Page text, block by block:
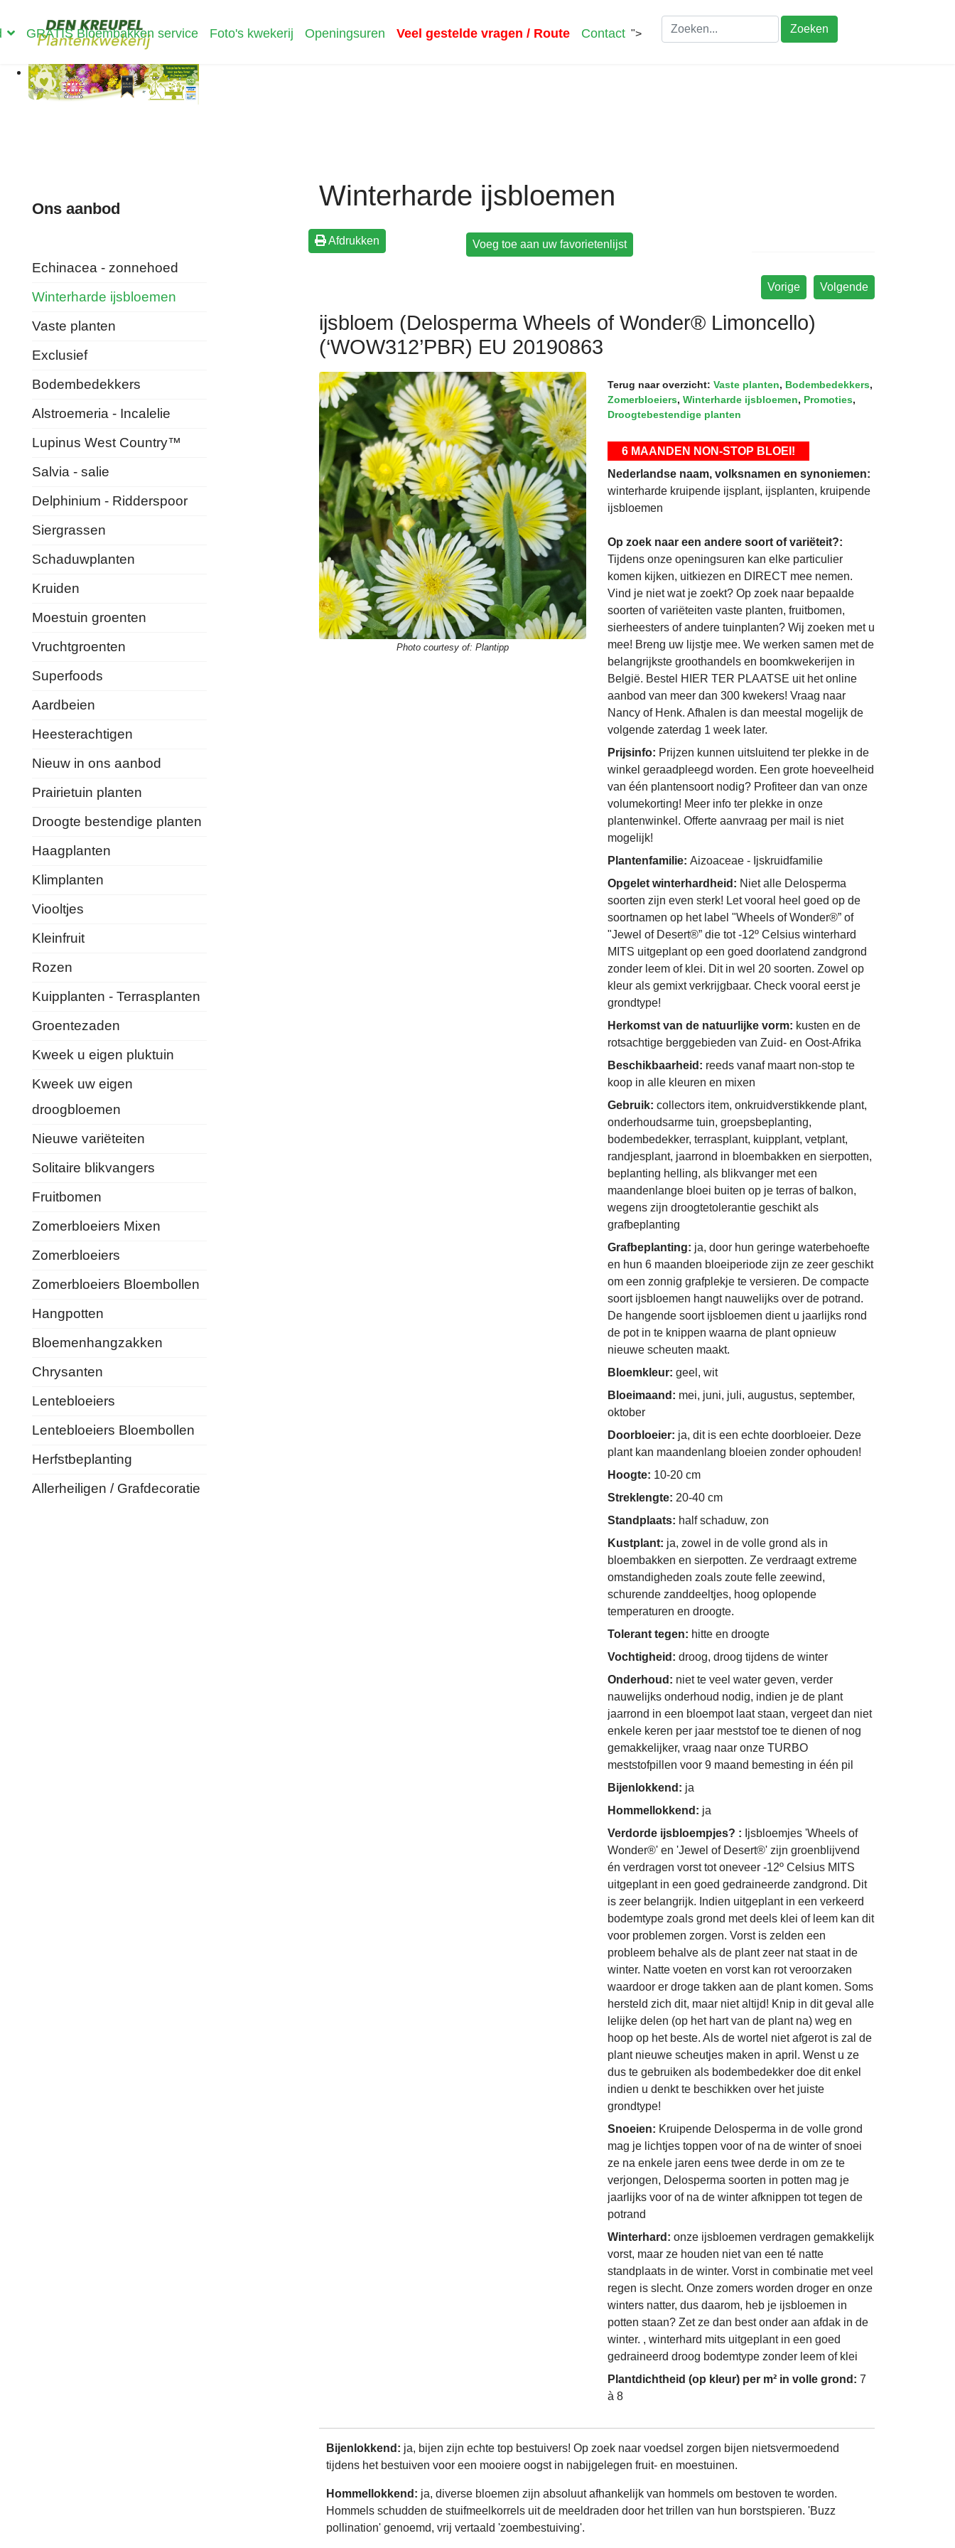
GRATIS Bloembakken service Foto's kwekerij Openingsuren Veel gestelde vragen / Route Contact "> Zoeken
Ons aanbod
Echinacea - zonnehoed
Winterharde ijsbloemen
Vaste planten
Exclusief
Bodembedekkers
Alstroemeria - Incalelie
Lupinus West Country™
Salvia - salie
Delphinium - Ridderspoor
Siergrassen
Schaduwplanten
Kruiden
Moestuin groenten
Vruchtgroenten
Superfoods
Aardbeien
Heesterachtigen
Nieuw in ons aanbod
Prairietuin planten
Droogte bestendige planten
Haagplanten
Klimplanten
Viooltjes
Kleinfruit
Rozen
Kuipplanten - Terrasplanten
Groentezaden
Kweek u eigen pluktuin
Kweek uw eigen
droogbloemen
Nieuwe variëteiten
Solitaire blikvangers
Fruitbomen
Zomerbloeiers Mixen
Zomerbloeiers
Zomerbloeiers Bloembollen
Hangpotten
Bloemenhangzakken
Chrysanten
Lentebloeiers
Lentebloeiers Bloembollen
Herfstbeplanting
Allerheiligen / Grafdecoratie
Winterharde ijsbloemen
Afdrukken
Volgende
Vorige
ijsbloem (Delosperma Wheels of Wonder® Limoncello)
(‘WOW312’PBR) EU 20190863
Photo courtesy of: Plantipp
Terug naar overzicht: Vaste planten, Bodembedekkers,
Zomerbloeiers, Winterharde ijsbloemen, Promoties,
Droogtebestendige planten
6 MAANDEN NON-STOP BLOEI!
Nederlandse naam, volksnamen en synoniemen:
winterharde kruipende ijsplant, ijsplanten, kruipende
ijsbloemen
Op zoek naar een andere soort of variëteit?:
Tijdens onze openingsuren kan elke particulier
komen kijken, uitkiezen en DIRECT mee nemen.
Vind je niet wat je zoekt? Op zoek naar bepaalde
soorten of variëteiten vaste planten, fruitbomen,
sierheesters of andere tuinplanten? Wij zoeken met u
mee! Breng uw lijstje mee. We werken samen met de
belangrijkste groothandels en boomkwekerijen in
België. Bestel HIER TER PLAATSE uit het online
aanbod van meer dan 300 kwekers! Vraag naar
Nancy of Henk. Afhalen is dan meestal mogelijk de
volgende zaterdag 1 week later.
Prijsinfo: Prijzen kunnen uitsluitend ter plekke in de
winkel geraadpleegd worden. Een grote hoeveelheid
van één plantensoort nodig? Profiteer dan van onze
volumekorting! Meer info ter plekke in onze
plantenwinkel. Offerte aanvraag per mail is niet
mogelijk!
Plantenfamilie: Aizoaceae - Ijskruidfamilie
Opgelet winterhardheid: Niet alle Delosperma
soorten zijn even sterk! Let vooral heel goed op de
soortnamen op het label "Wheels of Wonder®” of
"Jewel of Desert®” die tot -12º Celsius winterhard
MITS uitgeplant op een goed doorlatend zandgrond
zonder leem of klei. Dit in wel 20 soorten. Zowel op
kleur als gemixt verkrijgbaar. Check vooral eerst je
grondtype!
Herkomst van de natuurlijke vorm: kusten en de
rotsachtige berggebieden van Zuid- en Oost-Afrika
Beschikbaarheid: reeds vanaf maart non-stop te
koop in alle kleuren en mixen
Gebruik: collectors item, onkruidverstikkende plant,
onderhoudsarme tuin, groepsbeplanting,
bodembedekker, terrasplant, kuipplant, vetplant,
randjesplant, jaarrond in bloembakken en sierpotten,
beplanting helling, als blikvanger met een
maandenlange bloei buiten op je terras of balkon,
wegens zijn droogtetolerantie geschikt als
grafbeplanting
Grafbeplanting: ja, door hun geringe waterbehoefte
en hun 6 maanden bloeiperiode zijn ze zeer geschikt
om een zonnig grafplekje te versieren. De compacte
soort ijsbloemen hangt nauwelijks over de potrand.
De hangende soort ijsbloemen dient u jaarlijks rond
de pot in te knippen waarna de plant opnieuw
nieuwe scheuten maakt.
Bloemkleur: geel, wit
Bloeimaand: mei, juni, juli, augustus, september,
oktober
Doorbloeier: ja, dit is een echte doorbloeier. Deze
plant kan maandenlang bloeien zonder ophouden!
Hoogte: 10-20 cm
Streklengte: 20-40 cm
Standplaats: half schaduw, zon
Kustplant: ja, zowel in de volle grond als in
bloembakken en sierpotten. Ze verdraagt extreme
omstandigheden zoals zoute felle zeewind,
schurende zanddeeltjes, hoog oplopende
temperaturen en droogte.
Tolerant tegen: hitte en droogte
Vochtigheid: droog, droog tijdens de winter
Onderhoud: niet te veel water geven, verder
nauwelijks onderhoud nodig, indien je de plant
jaarrond in een bloempot laat staan, vergeet dan niet
enkele keren per jaar meststof toe te dienen of nog
gemakkelijker, vraag naar onze TURBO
meststofpillen voor 9 maand bemesting in één pil
Bijenlokkend: ja
Hommellokkend: ja
Verdorde ijsbloempjes? : Ijsbloemjes 'Wheels of
Wonder®' en 'Jewel of Desert®' zijn groenblijvend
én verdragen vorst tot oneveer -12º Celsius MITS
uitgeplant in een goed gedraineerde zandgrond. Dit
is zeer belangrijk. Indien uitgeplant in een verkeerd
bodemtype zoals grond met deels klei of leem kan dit
voor problemen zorgen. Vorst is zelden een
probleem behalve als de plant zeer nat staat in de
winter. Natte voeten en vorst kan rot veroorzaken
waardoor er droge takken aan de plant komen. Soms
hersteld zich dit, maar niet altijd! Knip in dit geval alle
lelijke delen (op het hart van de plant na) weg en
hoop op het beste. Als de wortel niet afgerot is zal de
plant nieuwe scheutjes maken in april. Wenst u ze
dus te gebruiken als bodembedekker doe dit enkel
indien u denkt te beschikken over het juiste
grondtype!
Snoeien: Kruipende Delosperma in de volle grond
mag je lichtjes toppen voor of na de winter of snoei
ze na enkele jaren eens twee derde in om ze te
verjongen, Delosperma soorten in potten mag je
jaarlijks voor of na de winter afknippen tot tegen de
potrand
Winterhard: onze ijsbloemen verdragen gemakkelijk
vorst, maar ze houden niet van een té natte
standplaats in de winter. Vorst in combinatie met veel
regen is slecht. Onze zomers worden droger en onze
winters natter, dus daarom, heb je ijsbloemen in
potten staan? Zet ze dan best onder aan afdak in de
winter. , winterhard mits uitgeplant in een goed
gedraineerd droog bodemtype zonder leem of klei
Plantdichtheid (op kleur) per m² in volle grond: 7
à 8
Bijenlokkend: ja, bijen zijn echte top bestuivers! Op zoek naar voedsel zorgen bijen nietsvermoedend
tijdens het bestuiven voor een mooiere oogst in nabijgelegen fruit- en moestuinen.
Hommellokkend: ja, diverse bloemen zijn absoluut afhankelijk van hommels om bestoven te worden.
Hommels schudden de stuifmeelkorrels uit de meeldraden door het trillen van hun borstspieren. 'Buzz
pollination' genoemd, vrij vertaald 'zoembestuiving'.